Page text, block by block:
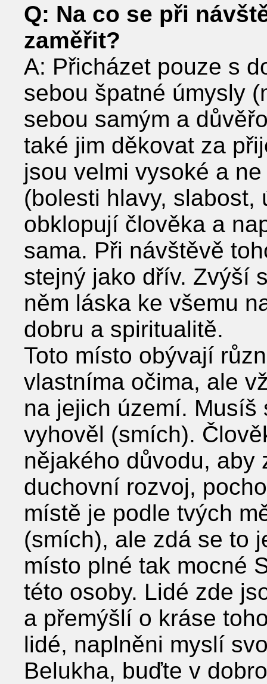
Q: Na co se při
zaměřit?
A: Přicházet pouze s
sebou špatné úmysly
sebou samým a
také jim děkovat za
jsou velmi vysoké a
(bolesti hlavy, slabost,
obklopují člověka a
sama. Při návštěvě
stejný jako dřív. Zvýší
něm láska ke všemu
dobru a spiritualitě.
Toto místo obývají
vlastníma očima, ale
na jejich území. Musíš
vyhověl (smích).
nějakého důvodu,
duchovní rozvoj,
místě je podle tvých
(smích), ale zdá se to
místo plné tak mocné
této osoby. Lidé zde
a přemýšlí o kráse
lidé, naplněni myslí
Belukha, buďte v